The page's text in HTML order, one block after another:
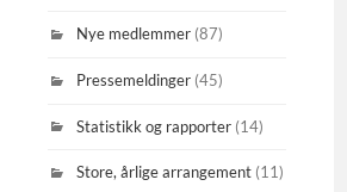
Nye medlemmer (87)
Pressemeldinger (45)
Statistikk og rapporter (14)
Store, årlige arrangement (11)